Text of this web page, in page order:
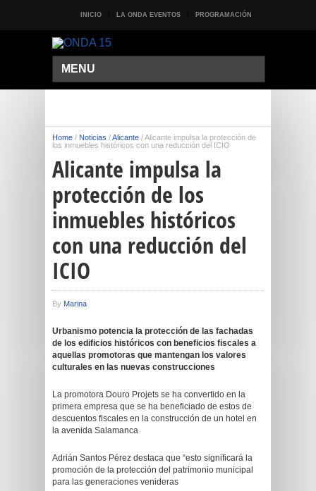
INICIO LA ONDA EVENTOS PROGRAMACIÓN
MENU
Home / Noticias /Alicante /Alicante impulsa la protección de
los inmuebles históricos con una reducción del ICIO
Alicante impulsa la
protección de los
inmuebles históricos
con una reducción del
ICIO
By Marina
Urbanismo potencia la protección de las fachadas
de los edificios históricos con beneficios fiscales a
aquellas promotoras que mantengan los valores
culturales en las nuevas construcciones
La promotora Douro Projets se ha convertido en la
primera empresa que se ha beneficiado de estos de
descuentos fiscales en la construcción de un hotel en
la avenida Salamanca
Adrián Santos Pérez destaca que “esto significará la
promoción de la protección del patrimonio municipal
para las generaciones venideras